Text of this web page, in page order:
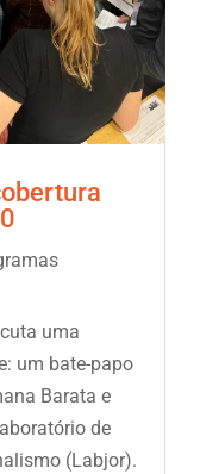
uma
um bate-papo
Barata e
de
(Labjor).